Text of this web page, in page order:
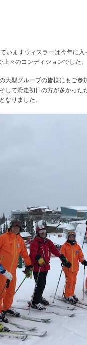
・レポート
いますウィスラーは今年に
々のコンディションでした。
大型グループの皆様にもご
して滑走初日の方が多かっ
なりました。